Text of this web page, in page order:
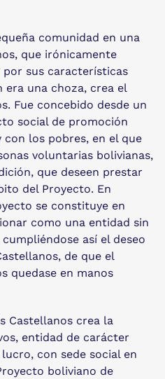
comunidad en una
que irónicamente
por sus características
era una choza, crea el
Fue concebido desde un
social de promoción
los pobres, en el que
voluntarias bolivianas,
que deseen prestar
del Proyecto. En
se constituye en
como una entidad sin
así el deseo
de que el
quedase en manos
Castellanos crea la
entidad de carácter
con sede social en
boliviano de